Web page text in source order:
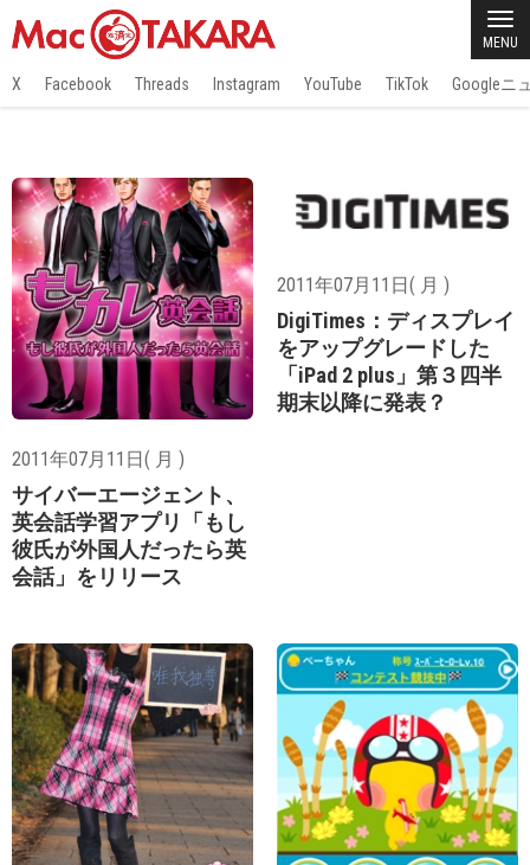
MENU
X Facebook Threads Instagram YouTube TikTok Googleニ
2011年07月11日( 月 )
サイバーエージェント、
英会話学習アプリ「もし
彼氏が外国人だったら英
会話」をリリース
2011年07月11日( 月 )
DigiTimes：ディスプレイ
をアップグレードした
「iPad 2 plus」第３四半
期末以降に発表？